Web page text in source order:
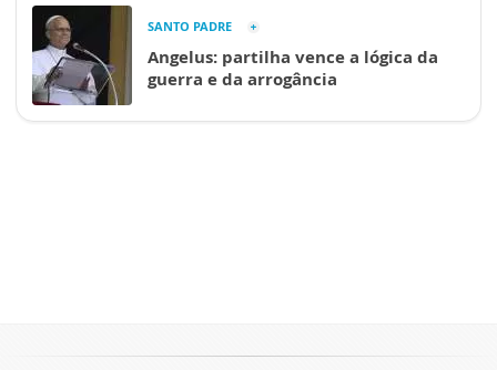
SANTO PADRE
Angelus: partilha vence a lógica da
guerra e da arrogância